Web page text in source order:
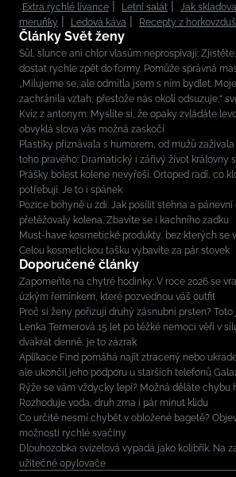
Extra rychlé lívance
Letní salát
Jak
meruňky
Ledová káva Recepty z
Články Svět ženy
Sůl, slunce ani chlor vlasům neprospívají:
dostat rychle zpět do formy. Pomůže správná
„Milujeme se, ale odmítla jsem s ním bydlet.
zachránila vztah, přestože nás okolí odsuzuje,“
Kvíz z antonym: Myslíte si, že opaky zvládáte
obvyklá slova vás možná zaskočí
Plastiky přiznávala s humorem, od mužů
toho pravého: Dramatický i zářivý život královny
Prášky bolest kolene nevyřeší. Ortoped radí, co
potřebují. Je to i spánek
Pozice bohyně u zdi: Jak posílit stehna a
přetěžovaly kolena. Zbavíte se i kachního zadku
Must-have kosmetické produkty, bez kterých se
Celou kosmetickou tašku vybavíte za pár stovek
Doporučené články
Zapomeňte na chytré hodinky: V roce 2026 se
úzkým řemínkem, které pozvednou váš outfit
Proč si ženy pořizují druhý zásnubní prsten?
Lenka Termerová 15 let po těžké nemoci věří v
dvakrát denně, je to zázrak
Aplikace Find pomáhá najít ztracený nebo
ale ukončil jeho podporu u starších telefonů
Rýže se vám vždycky lepí? Možná děláte chybu
Rozhoduje voda, druh zrna i pár minut klidu
Co určitě nesmí chybět v obložené bagetě?
možnosti rychlé svačiny
Dlouhozobka svízelová vypadá jako kolibřík. Na
užitečné opylovače